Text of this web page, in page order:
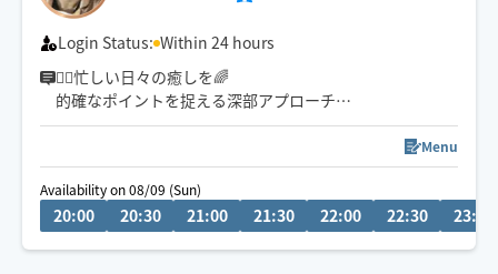
Login Status: Within 24 hours
🏃‍♂️忙しい日々の癒しを🌈
的確なポイントを捉える深部アプローチ
お身体が開放されて心までほぐれる心地よさを実感くだ
👍揉まれ慣れてる方もリラクゼーション初めてな方にも
お試し頂きたいです♪
Menu
Availability on 08/09 (Sun)
20:00 20:30 21:00 21:30 22:00 22:30 23:00